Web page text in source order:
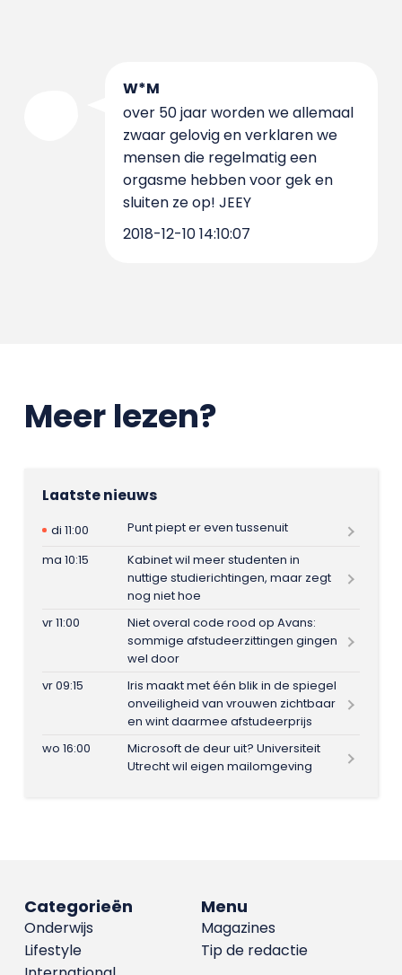
W*M
over 50 jaar worden we allemaal
zwaar gelovig en verklaren we
mensen die regelmatig een
orgasme hebben voor gek en
sluiten ze op! JEEY
2018-12-10 14:10:07
Meer lezen?
Laatste nieuws
di 11:00
Punt piept er even tussenuit
ma 10:15
Kabinet wil meer studenten in
nuttige studierichtingen, maar zegt
nog niet hoe
vr 11:00
Niet overal code rood op Avans:
sommige afstudeerzittingen gingen
wel door
vr 09:15
Iris maakt met één blik in de spiegel
onveiligheid van vrouwen zichtbaar
en wint daarmee afstudeerprijs
wo 16:00
Microsoft de deur uit? Universiteit
Utrecht wil eigen mailomgeving
Menu
Magazines
Tip de redactie
Categorieën
Onderwijs
Lifestyle